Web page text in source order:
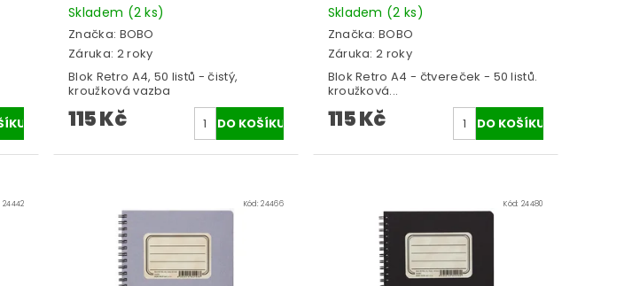
Skladem (2 ks)
Značka: BOBO
Záruka: 2 roky
Blok Retro A4, 50 listů - čistý,
kroužková vazba
115 Kč
Skladem (2 ks)
Značka:BOBO
Záruka: 2 roky
Blok Retro A4 - čtvereček - 50 listů.
kroužková...
115 Kč
24442 Kód:24466 Kód:24480